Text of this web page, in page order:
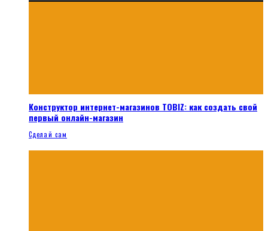
Конструктор интернет-магазинов TOBIZ: как создать свой
первый онлайн-магазин
Сделай сам